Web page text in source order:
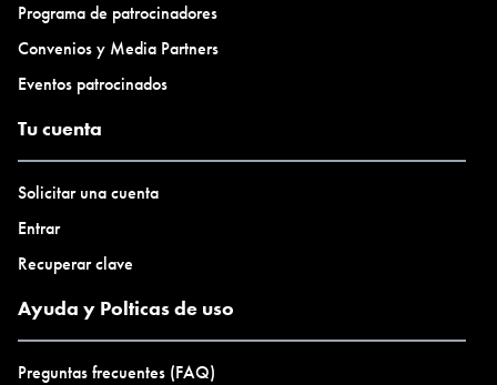
Programa de patrocinadores
Convenios y Media Partners
Eventos patrocinados
Tu cuenta
Solicitar una cuenta
Entrar
Recuperar clave
Ayuda y Polticas de uso
Preguntas frecuentes (FAQ)